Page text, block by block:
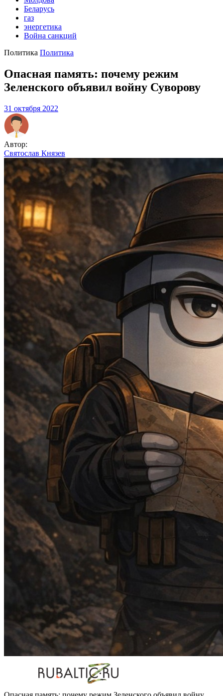
Беларусь
газ
энергетика
Война санкций
Политика Политика
Опасная память: почему режим
Зеленского объявил войну Суворову
31 октября 2022
Автор:
Святослав Князев